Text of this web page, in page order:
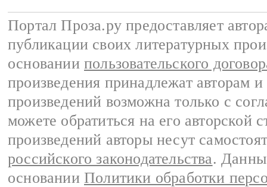
Портал Проза.ру предоставляет
публикации своих литературных
основании пользовательского
произведения принадлежат авторам
произведений возможна только с
можете обратиться на его авторской
произведений авторы несут
российского законодательства.
основании Политики обработки